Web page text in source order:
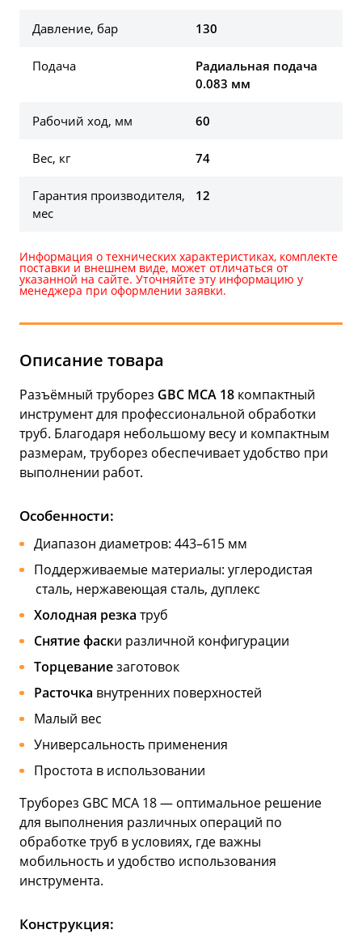
Давление, бар 130
Подача
Радиальная подача
0.083 мм
Рабочий ход, мм 60
Вес, кг 74
Гарантия производителя,
мес
12
Информация о технических характеристиках, комплекте
поставки и внешнем виде, может отличаться от
указанной на сайте. Уточняйте эту информацию у
менеджера при оформлении заявки.
Описание товара
Разъёмный труборез GBC MCA 18 компактный
инструмент для профессиональной обработки
труб. Благодаря небольшому весу и компактным
размерам, труборез обеспечивает удобство при
выполнении работ.
Особенности:
Диапазон диаметров: 443–615 мм
Поддерживаемые материалы: углеродистая
сталь, нержавеющая сталь, дуплекс
Холодная резка труб
Снятие фаски различной конфигурации
Торцеваниезаготовок
Расточка внутренних поверхностей
Малый вес
Универсальность применения
Простота в использовании
Труборез GBC MCA 18 — оптимальное решение
для выполнения различных операций по
обработке труб в условиях, где важны
мобильность и удобство использования
инструмента.
Конструкция: